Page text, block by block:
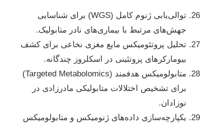
توالی‌یابی ژنوم کامل (WGS) برای شناسایی
جهش‌های مرتبط با بیماری‌های نادر متابولیک.
تحلیل پروتئومیکس مایع مغزی نخاعی برای کشف
بیومارکرهای پروتئینی در اسکلروز چندگانه.
متابولومیکس هدفمند (Targeted Metabolomics)
برای تشخیص اختلالات متابولیکی مادرزادی در
نوزادان.
یکپارچه‌سازی داده‌های ژنومیکس و متابولومیکس